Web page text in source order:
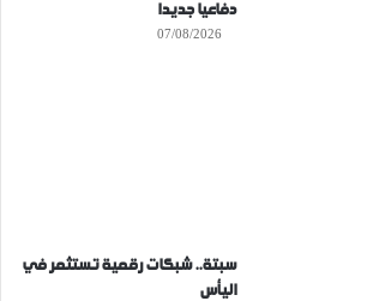
دفاعيا جديدا
07/08/2026
سبتة.. شبكات رقمية تستثمر في
اليأس